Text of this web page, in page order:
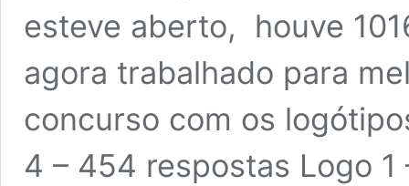
esteve aberto, houve
agora trabalhado para
concurso com os
4 – 454 respostas Logo